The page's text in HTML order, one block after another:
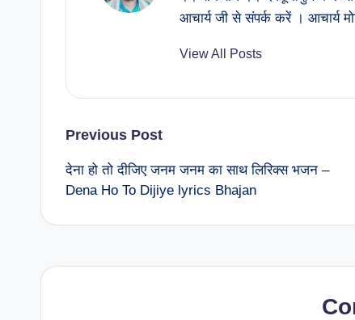
आचार्य जी से संपर्क करें । आचार्य
View All Posts
Post
navigation
Previous Post
देना हो तो दीजिए जनम जनम का साथ लिरिक्स भजन –
Dena Ho To Dijiye lyrics Bhajan